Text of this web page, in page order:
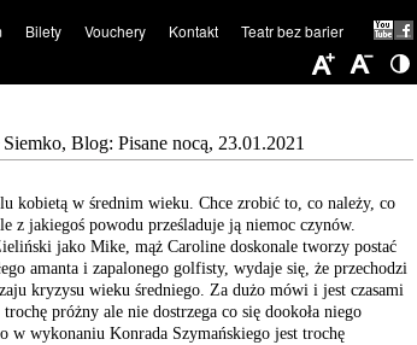
Bilety Vouchery Kontakt Teatr bez barier
Blog: Pisane nocą, 23.01.2021
kobietą w średnim wieku. Chce zrobić to, co należy, co
z jakiegoś powodu prześladuje ją niemoc czynów.
jako Mike, mąż Caroline doskonale tworzy postać
amanta i zapalonego golfisty, wydaje się, że przechodzi
kryzysu wieku średniego. Za dużo mówi i jest czasami
trochę próżny ale nie dostrzega co się dookoła niego
w wykonaniu Konrada Szymańskiego jest trochę